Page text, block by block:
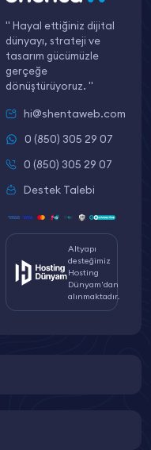
" Hayal ettiğiniz dijital
dünyayı, strateji ve
tasarım gücümüzle
gerçeğe
dönüştürüyoruz. "
hi@shentaweb.com
0 (850) 305 29 07
0 (850) 305 29 07
Destek Talebi
Altyapı
desteğimiz
Hosting
Dünyam'dan
alınmaktadır.